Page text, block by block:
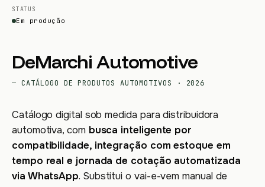
STATUS
Em produção
DeMarchi Automotive
— CATÁLOGO DE PRODUTOS AUTOMOTIVOS · 2026
Catálogo digital sob medida para distribuidora
automotiva, com busca inteligente por
compatibilidade, integração com estoque em
tempo real e jornada de cotação automatizada
via WhatsApp. Substitui o vai-e-vem manual de